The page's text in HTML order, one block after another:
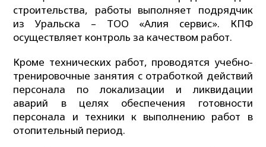
строительства, работы выполняет подрядчик
из Уральска – ТОО «Алия сервис». КПФ
осуществляет контроль за качеством работ.
Кроме технических работ, проводятся учебно-
тренировочные занятия с отработкой действий
персонала по локализации и ликвидации
аварий в целях обеспечения готовности
персонала и техники к выполнению работ в
отопительный период.